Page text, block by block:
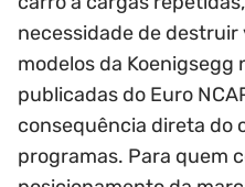
necessidade de destruir
modelos da Koenigsegg
publicadas do Euro
consequência direta do
programas. Para quem